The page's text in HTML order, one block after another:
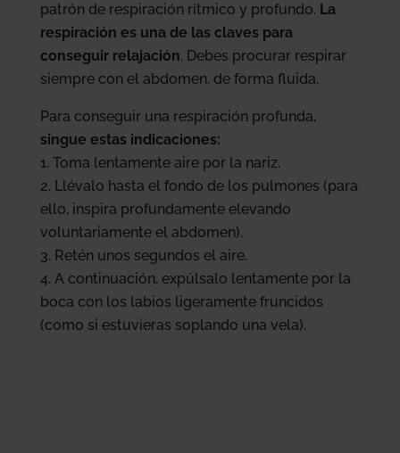
patrón de respiración rítmico y profundo. La
respiración es una de las claves para
conseguir relajación. Debes procurar respirar
siempre con el abdomen, de forma fluida.
Para conseguir una respiración profunda,
singue estas indicaciones:
Toma lentamente aire por la nariz.
Llévalo hasta el fondo de los pulmones (para
ello, inspira profundamente elevando
voluntariamente el abdomen).
Retén unos segundos el aire.
A continuación, expúlsalo lentamente por la
boca con los labios ligeramente fruncidos
(como si estuvieras soplando una vela).